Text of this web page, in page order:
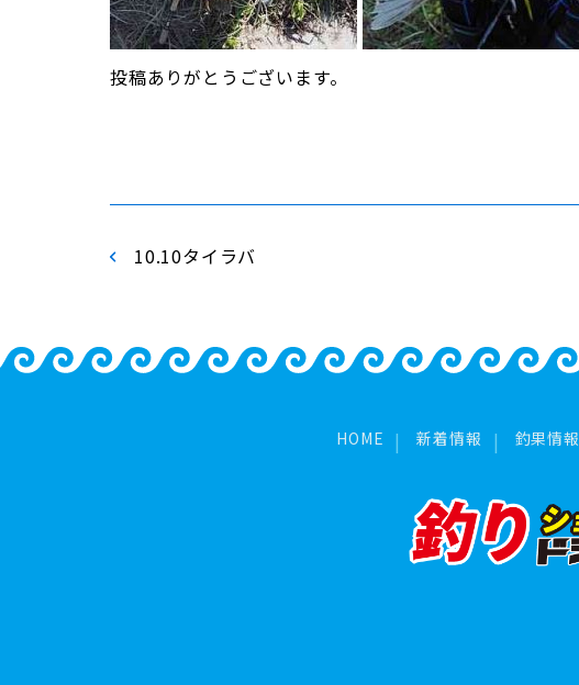
投稿ありがとうございます。
10.10タイラバ
HOME 新着情報 釣果情報